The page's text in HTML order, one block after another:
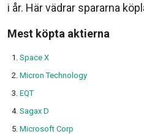
i år. Här vädrar spararna
Mest köpta aktierna
Space X
Micron Technology
EQT
Sagax D
Microsoft Corp